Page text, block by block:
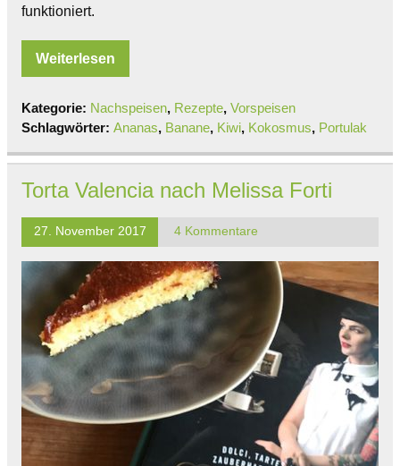
funktioniert.
Weiterlesen
Kategorie: Nachspeisen, Rezepte, Vorspeisen
Schlagwörter: Ananas, Banane, Kiwi, Kokosmus, Portulak
Torta Valencia nach Melissa Forti
27. November 2017 4 Kommentare